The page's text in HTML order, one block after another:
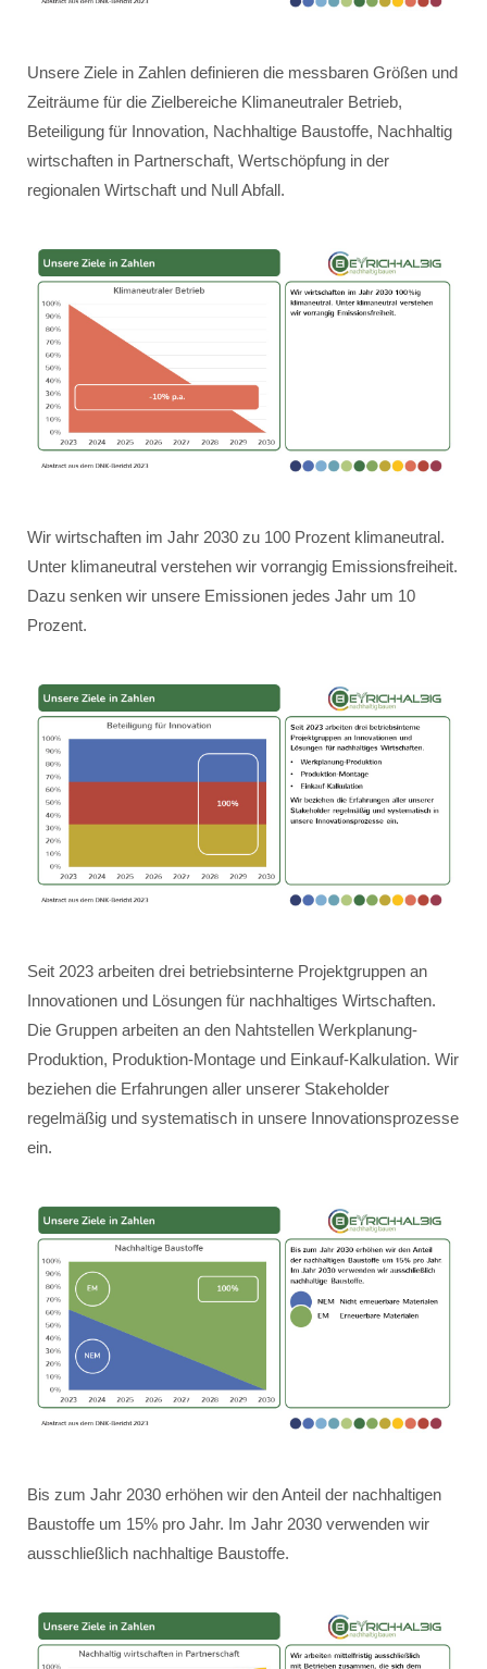
Unsere Ziele in Zahlen definieren die messbaren Größen und
Zeiträume für die Zielbereiche Klimaneutraler Betrieb,
Beteiligung für Innovation, Nachhaltige Baustoffe, Nachhaltig
wirtschaften in Partnerschaft, Wertschöpfung in der
regionalen Wirtschaft und Null Abfall.
Wir wirtschaften im Jahr 2030 zu 100 Prozent klimaneutral.
Unter klimaneutral verstehen wir vorrangig Emissionsfreiheit.
Dazu senken wir unsere Emissionen jedes Jahr um 10
Prozent.
Seit 2023 arbeiten drei betriebsinterne Projektgruppen an
Innovationen und Lösungen für nachhaltiges Wirtschaften.
Die Gruppen arbeiten an den Nahtstellen Werkplanung-
Produktion, Produktion-Montage und Einkauf-Kalkulation. Wir
beziehen die Erfahrungen aller unserer Stakeholder
regelmäßig und systematisch in unsere Innovationsprozesse
ein.
Bis zum Jahr 2030 erhöhen wir den Anteil der nachhaltigen
Baustoffe um 15% pro Jahr. Im Jahr 2030 verwenden wir
ausschließlich nachhaltige Baustoffe.